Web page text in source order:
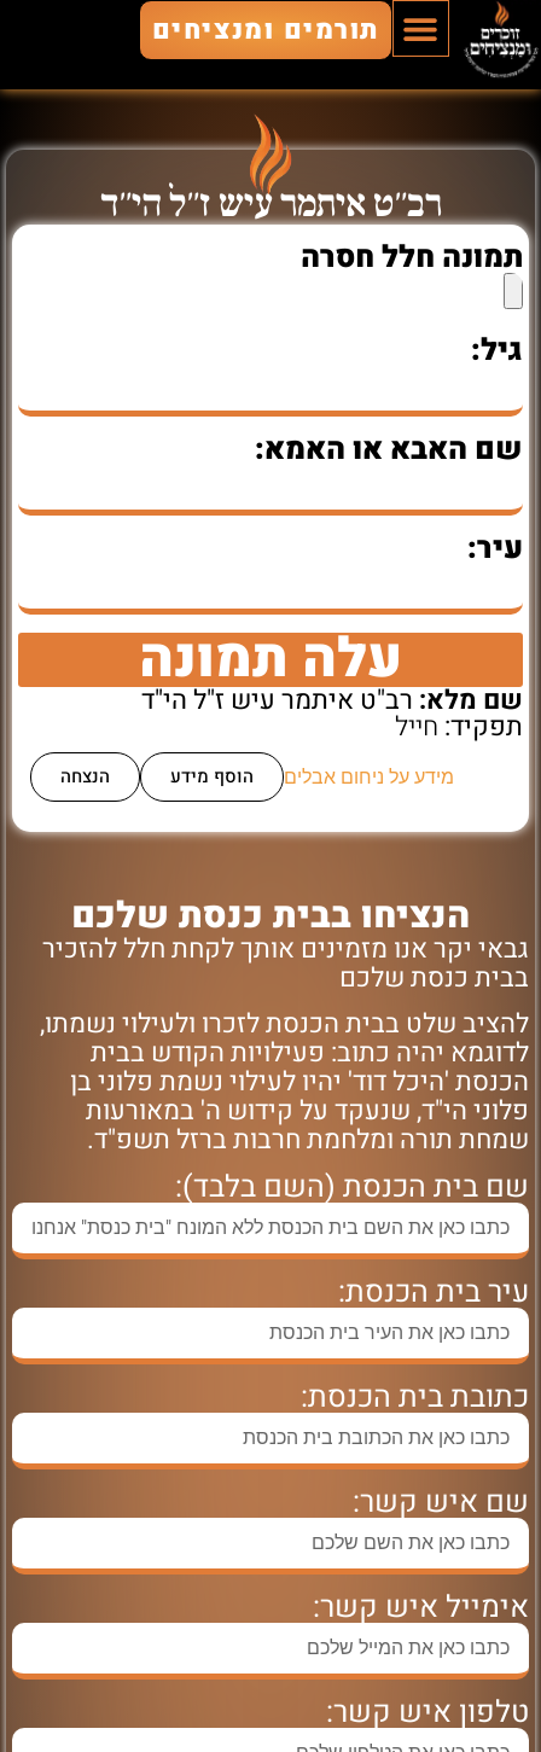
תורמים ומנציחים
רב"ט איתמר עיש ז"ל הי"ד
תמונה חלל חסרה
גיל:
שם האבא או האמא:
עיר:
עלה תמונה
שם מלא:רב"ט איתמר עיש ז"ל הי"ד
תפקיד: חייל
מידע על ניחום אבלים הוסף מידע הנצחה
הנציחו בבית כנסת שלכם
גבאי יקר אנו מזמינים אותך לקחת חלל להזכיר
בבית כנסת שלכם
להציב שלט בבית הכנסת לזכרו ולעילוי נשמתו,
לדוגמא יהיה כתוב: פעילויות הקודש בבית
הכנסת 'היכל דוד' יהיו לעילוי נשמת פלוני בן
פלוני הי"ד, שנעקד על קידוש ה' במאורעות
שמחת תורה ומלחמת חרבות ברזל תשפ"ד.
שם בית הכנסת (השם בלבד):
עיר בית הכנסת:
כתובת בית הכנסת:
שם איש קשר:
אימייל איש קשר:
טלפון איש קשר: